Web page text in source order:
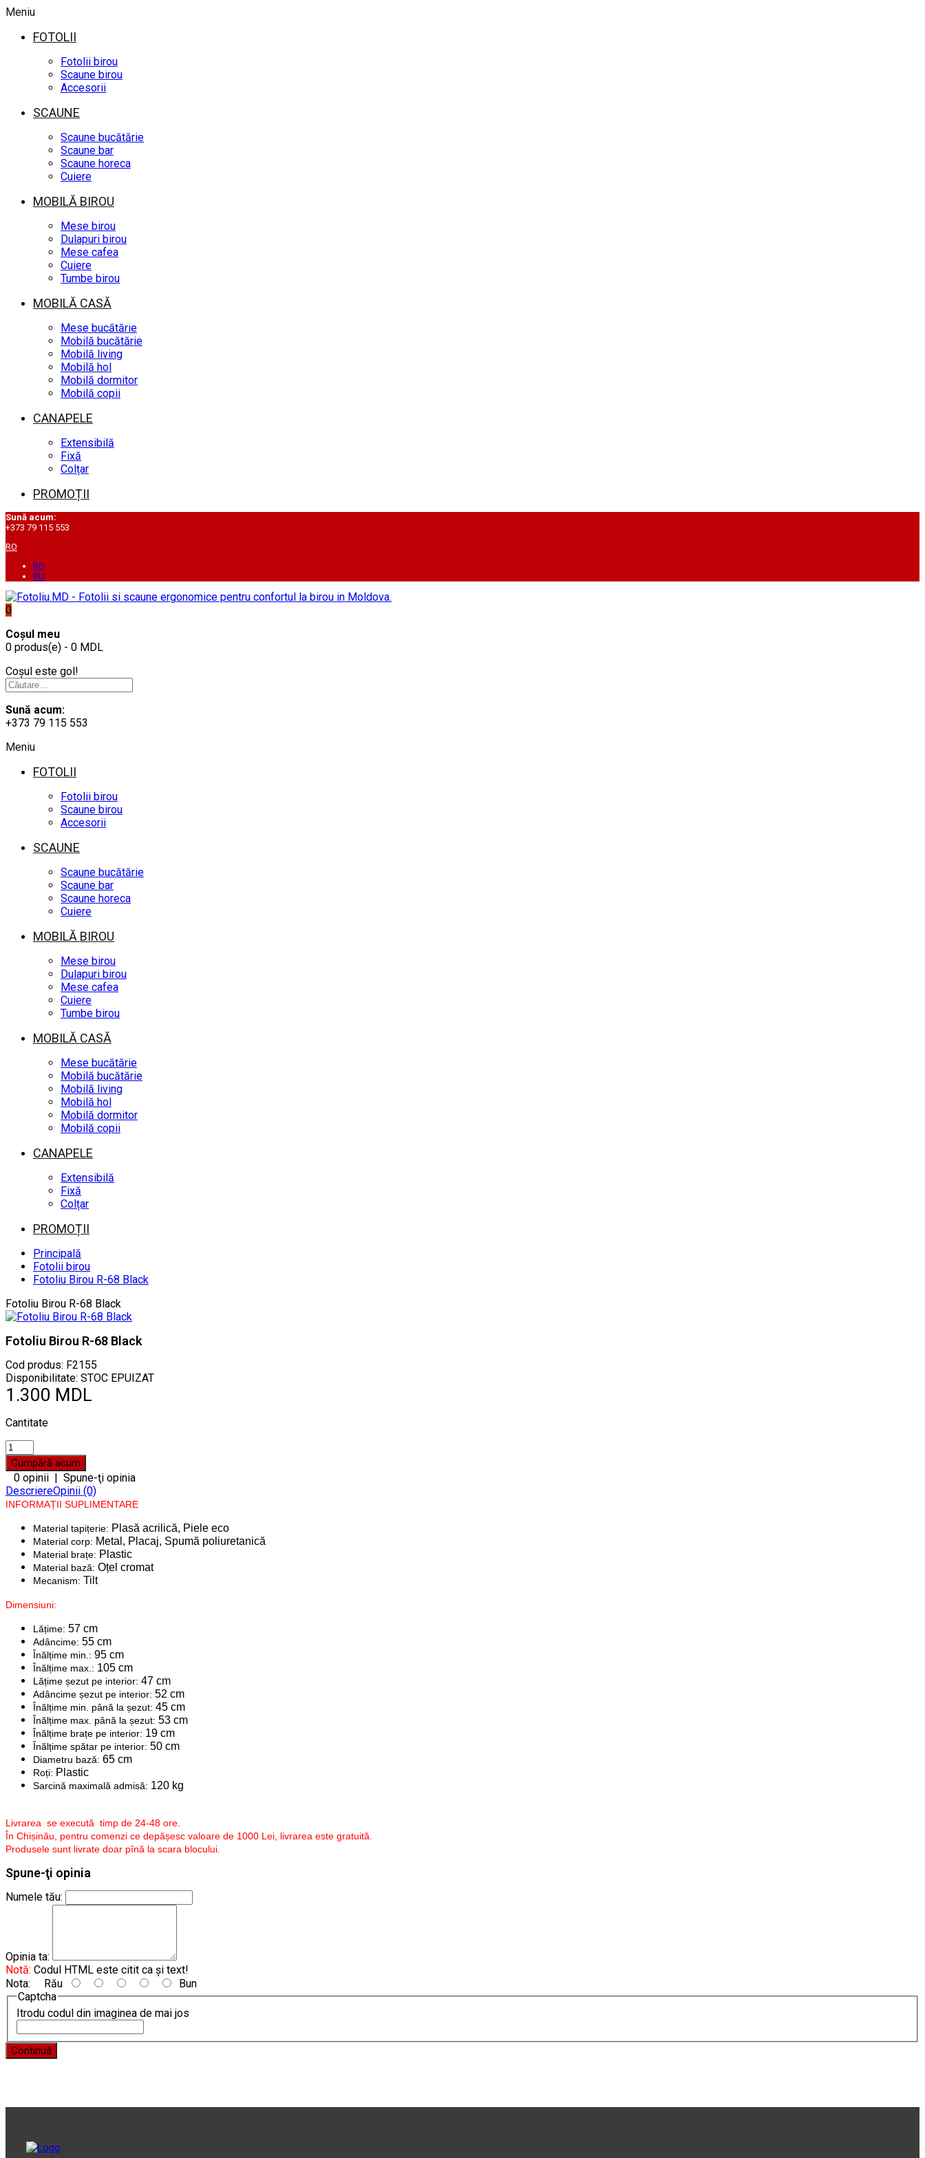
Meniu
FOTOLII
Fotolii birou
Scaune birou
Accesorii
SCAUNE
Scaune bucătărie
Scaune bar
Scaune horeca
Cuiere
MOBILĂ BIROU
Mese birou
Dulapuri birou
Mese cafea
Cuiere
Tumbe birou
MOBILĂ CASĂ
Mese bucătărie
Mobilă bucătărie
Mobilă living
Mobilă hol
Mobilă dormitor
Mobilă copii
CANAPELE
Extensibilă
Fixă
Colțar
PROMOȚII
Sună acum:
+373 79 115 553
RO
RO
RU
0
Coșul meu
0 produs(e) - 0 MDL
Coșul este gol!
Sună acum:
+373 79 115 553
Meniu
FOTOLII
Fotolii birou
Scaune birou
Accesorii
SCAUNE
Scaune bucătărie
Scaune bar
Scaune horeca
Cuiere
MOBILĂ BIROU
Mese birou
Dulapuri birou
Mese cafea
Cuiere
Tumbe birou
MOBILĂ CASĂ
Mese bucătărie
Mobilă bucătărie
Mobilă living
Mobilă hol
Mobilă dormitor
Mobilă copii
CANAPELE
Extensibilă
Fixă
Colțar
PROMOȚII
Principală
Fotolii birou
Fotoliu Birou R-68 Black
Fotoliu Birou R-68 Black
Fotoliu Birou R-68 Black
Cod produs: F2155
Disponibilitate: STOC EPUIZAT
1.300 MDL
Cantitate
0 opinii | Spune-ţi opinia
DescriereOpinii (0)
INFORMAȚII SUPLIMENTARE
Material tapițerie: Plasă acrilică, Piele eco
Material corp: Metal, Placaj, Spumă poliuretanică
Material brațe: Plastic
Material bază: Oțel cromat
Mecanism: Tilt
Dimensiuni:
Lățime: 57 cm
Adâncime: 55 cm
Înălțime min.: 95 cm
Înălțime max.: 105 cm
Lățime șezut pe interior: 47 cm
Adâncime șezut pe interior: 52 cm
Înălțime min. până la șezut: 45 cm
Înălțime max. până la șezut: 53 cm
Înălțime brațe pe interior: 19 cm
Înălțime spătar pe interior: 50 cm
Diametru bază: 65 cm
Roți: Plastic
Sarcină maximală admisă: 120 kg
Livrarea se execută timp de 24-48 ore.
În Chișinău, pentru comenzi ce depășesc valoare de 1000 Lei, livrarea este gratuită.
Produsele sunt livrate doar pînă la scara blocului.
Spune-ţi opinia
Numele tău:
Opinia ta:
Notă: Codul HTML este citit ca şi text!
Nota: Rău
Bun
Captcha
Itrodu codul din imaginea de mai jos
Continuă